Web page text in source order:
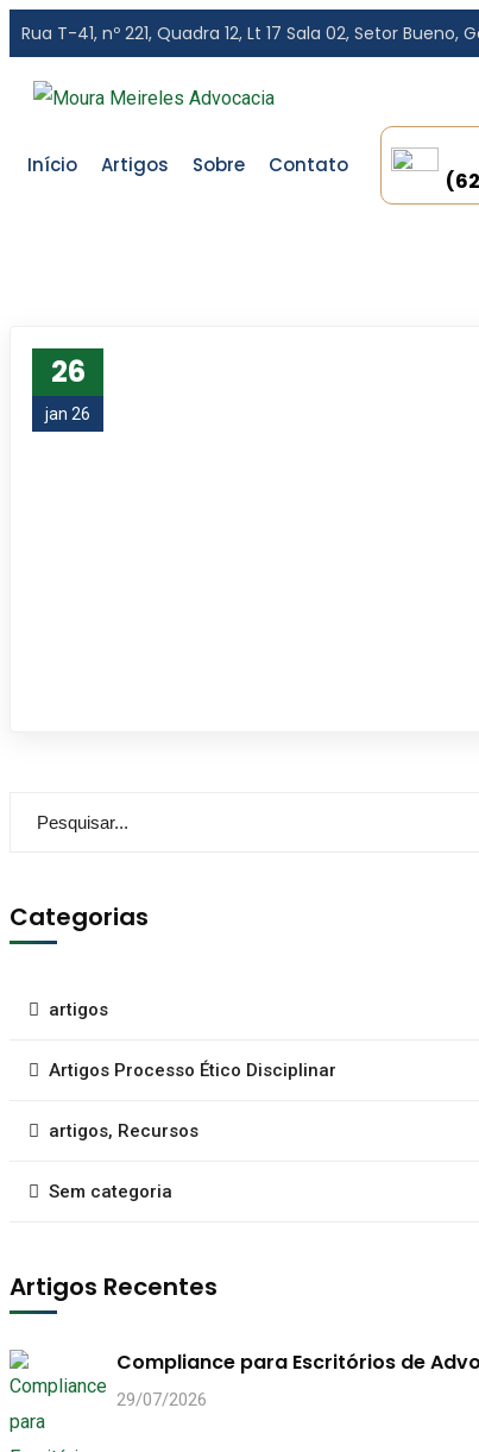
Rua T-41, nº 221, Quadra 12, Lt 17 Sala 02, Setor Bueno,
Início Artigos Sobre Contato
26
jan 26
Categorias
artigos
Artigos Processo Ético Disciplinar
artigos, Recursos
Sem categoria
Artigos Recentes
Compliance para Escritórios de
29/07/2026